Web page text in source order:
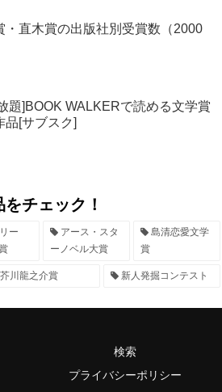
・直木賞の出版社別受賞数（2000
題]BOOK WALKERで読める文学賞
品[サブスク]
チェック！
ー
アース・スタ
ーノベル大賞
島清恋愛文学
賞
芥川龍之介賞 新人発掘コンテスト
検索
プライバシーポリシー